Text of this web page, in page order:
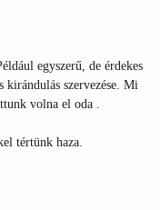
egyszerű, de érdekes
kirándulás szervezése. Mi
volna el oda .
tértünk haza.